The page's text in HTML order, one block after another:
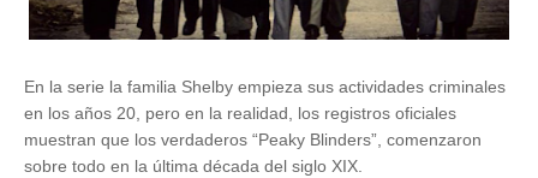
En la serie la familia Shelby empieza sus actividades criminales
en los años 20, pero en la realidad, los registros oficiales
muestran que los verdaderos “Peaky Blinders”, comenzaron
sobre todo en la última década del siglo XIX.